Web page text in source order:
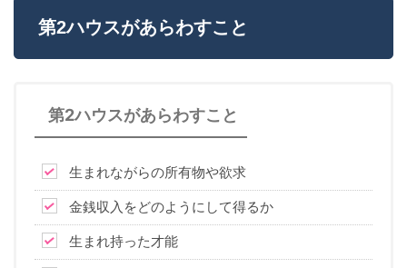
第2ハウスがあらわすこと
第2ハウスがあらわすこと
生まれながらの所有物や欲求
金銭収入をどのようにして得るか
生まれ持った才能